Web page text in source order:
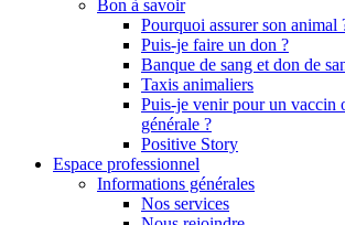
Bon à savoir
Pourquoi assurer son animal
Puis-je faire un don ?
Banque de sang et don de
Taxis animaliers
Puis-je venir pour un vaccin
générale ?
Positive Story
Espace professionnel
Informations générales
Nos services